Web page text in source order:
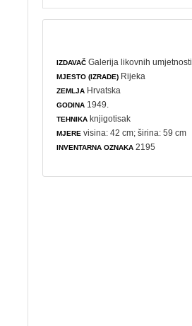
IZDAVAČ Galerija likovnih umjetnosti
MJESTO (IZRADE) Rijeka
ZEMLJA Hrvatska
GODINA 1949.
TEHNIKA knjigotisak
MJERE visina: 42 cm; širina: 59 cm
INVENTARNA OZNAKA 2195